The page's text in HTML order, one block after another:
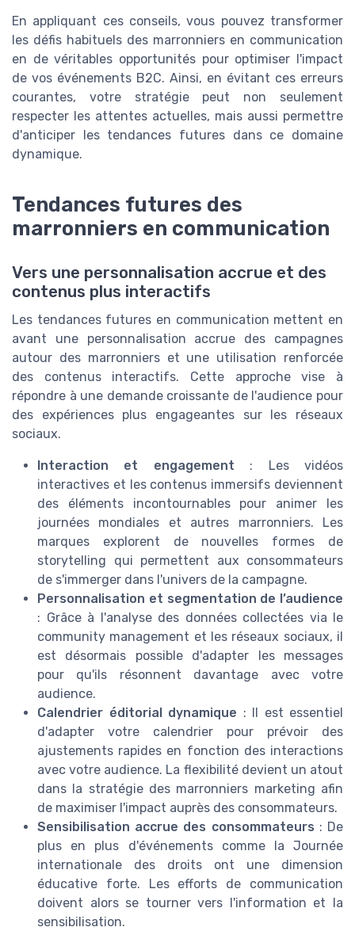
En appliquant ces conseils, vous pouvez transformer
les défis habituels des marronniers en communication
en de véritables opportunités pour optimiser l'impact
de vos événements B2C. Ainsi, en évitant ces erreurs
courantes, votre stratégie peut non seulement
respecter les attentes actuelles, mais aussi permettre
d'anticiper les tendances futures dans ce domaine
dynamique.
Tendances futures des
marronniers en communication
Vers une personnalisation accrue et des
contenus plus interactifs
Les tendances futures en communication mettent en
avant une personnalisation accrue des campagnes
autour des marronniers et une utilisation renforcée
des contenus interactifs. Cette approche vise à
répondre à une demande croissante de l'audience pour
des expériences plus engageantes sur les réseaux
sociaux.
Interaction et engagement : Les vidéos
interactives et les contenus immersifs deviennent
des éléments incontournables pour animer les
journées mondiales et autres marronniers. Les
marques explorent de nouvelles formes de
storytelling qui permettent aux consommateurs
de s'immerger dans l'univers de la campagne.
Personnalisation et segmentation de l’audience
: Grâce à l'analyse des données collectées via le
community management et les réseaux sociaux, il
est désormais possible d'adapter les messages
pour qu'ils résonnent davantage avec votre
audience.
Calendrier éditorial dynamique : Il est essentiel
d'adapter votre calendrier pour prévoir des
ajustements rapides en fonction des interactions
avec votre audience. La flexibilité devient un atout
dans la stratégie des marronniers marketing afin
de maximiser l'impact auprès des consommateurs.
Sensibilisation accrue des consommateurs : De
plus en plus d'événements comme la Journée
internationale des droits ont une dimension
éducative forte. Les efforts de communication
doivent alors se tourner vers l'information et la
sensibilisation.